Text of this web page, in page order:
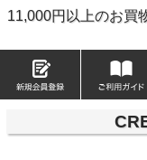
11,000円以上のお買